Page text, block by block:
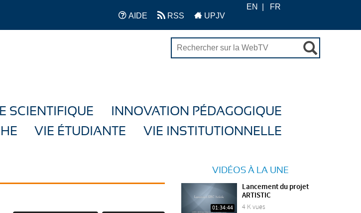
AIDE RSS UPJV
EN FR
SCIENTIFIQUE
INNOVATION PÉDAGOGIQUE
VIE ÉTUDIANTE VIE INSTITUTIONNELLE
VIDÉOS À LA UNE
01:34:44
Lancement du projet
ARTISTIC
4 K vues